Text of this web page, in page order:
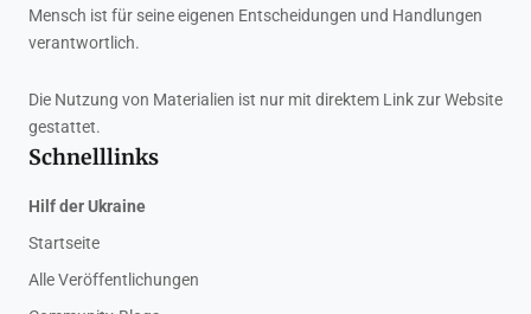
Mensch ist für seine eigenen Entscheidungen und Handlungen
verantwortlich.
Die Nutzung von Materialien ist nur mit direktem Link zur Website
gestattet.
Schnelllinks
Hilf der Ukraine
Startseite
Alle Veröffentlichungen